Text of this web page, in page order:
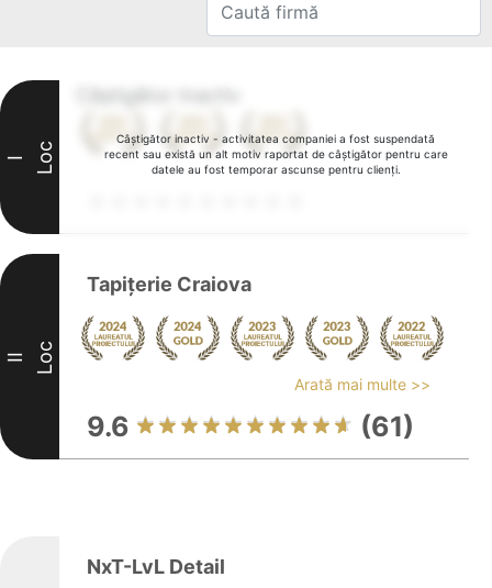
Câștigător inactiv - activitatea companiei a fost suspendată
recent sau există un alt motiv raportat de câștigător pentru care
datele au fost temporar ascunse pentru clienți.
I Loc
II Loc
Tapițerie Craiova
Arată mai multe >>
9.6 (61)
NxT-LvL Detail